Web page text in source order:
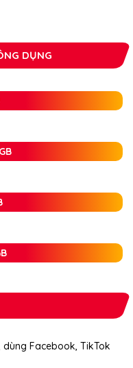
DỤNG
dùng Facebook, TikTok